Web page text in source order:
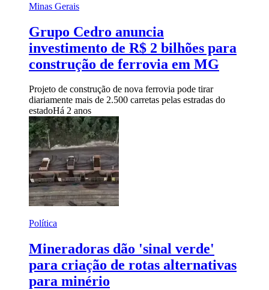
Minas Gerais
Grupo Cedro anuncia
investimento de R$ 2 bilhões para
construção de ferrovia em MG
Projeto de construção de nova ferrovia pode tirar
diariamente mais de 2.500 carretas pelas estradas do
estadoHá 2 anos
Política
Mineradoras dão 'sinal verde'
para criação de rotas alternativas
para minério